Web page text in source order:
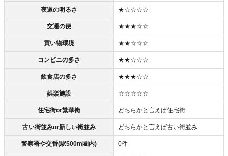
夜道の明るさ ★☆☆☆☆
交通の便 ★★★☆☆
買い物環境 ★★☆☆☆
コンビニの多さ ★★☆☆☆
飲食店の多さ ★★★☆☆
娯楽施設 ☆☆☆☆☆
住宅街or繁華街 どちらかと言えば住宅街
古い街並みor新しい街並み どちらかと言えば古い街並み
警察署や交番(駅500m圏内) 0件